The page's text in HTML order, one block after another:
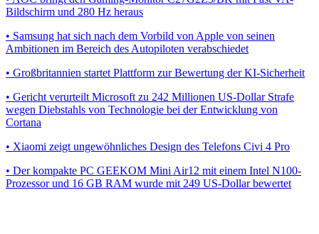
Bildschirm und 280 Hz heraus
• Samsung hat sich nach dem Vorbild von Apple von seinen
Ambitionen im Bereich des Autopiloten verabschiedet
• Großbritannien startet Plattform zur Bewertung der KI-Sicherheit
• Gericht verurteilt Microsoft zu 242 Millionen US-Dollar Strafe
wegen Diebstahls von Technologie bei der Entwicklung von
Cortana
• Xiaomi zeigt ungewöhnliches Design des Telefons Civi 4 Pro
• Der kompakte PC GEEKOM Mini Air12 mit einem Intel N100-
Prozessor und 16 GB RAM wurde mit 249 US-Dollar bewertet